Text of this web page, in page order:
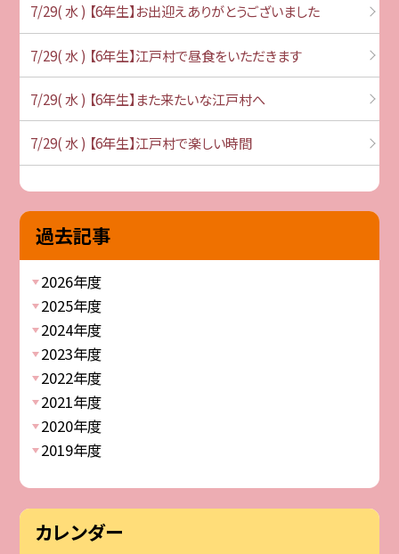
7/29( 水 ) 【6年生】お出迎えありがとうございました
7/29( 水 ) 【6年生】江戸村で昼食をいただきます
7/29( 水 ) 【6年生】また来たいな江戸村へ
7/29( 水 ) 【6年生】江戸村で楽しい時間
過去記事
2026年度
2025年度
2024年度
2023年度
2022年度
2021年度
2020年度
2019年度
カレンダー